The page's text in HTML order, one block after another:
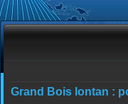
Grand Bois lontan :